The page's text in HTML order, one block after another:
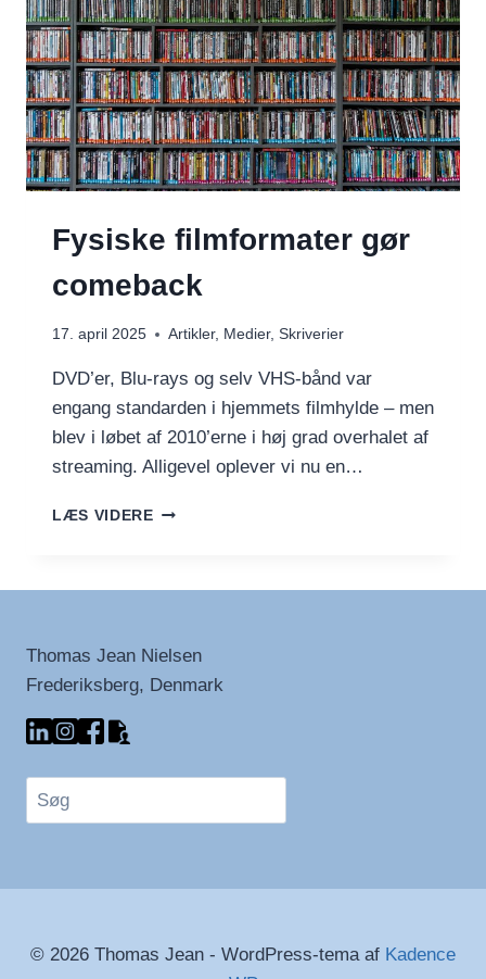
Fysiske filmformater gør
comeback
17. april 2025 Artikler, Medier, Skriverier
DVD’er, Blu-rays og selv VHS-bånd var
engang standarden i hjemmets filmhylde – men
blev i løbet af 2010’erne i høj grad overhalet af
streaming. Alligevel oplever vi nu en…
LÆS VIDEREFYSISKE
Thomas Jean Nielsen
Frederiksberg, Denmark
Søg
© 2026 Thomas Jean - WordPress-tema af Kadence